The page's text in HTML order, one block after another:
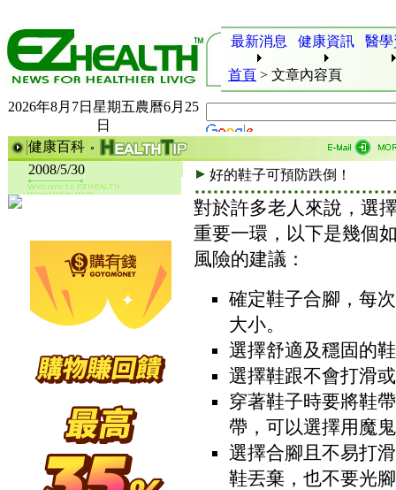
最新消息 健康資訊 醫
首頁 > 文章內容頁
2026年8月7日星期五農曆6月25
日
健康百科
2008/5/30
好的鞋子可預防跌倒！
對於許多老人來說，選
重要一環，以下是幾個
風險的建議：
確定鞋子合腳，每
大小。
選擇舒適及穩固的
選擇鞋跟不會打滑
穿著鞋子時要將鞋
帶，可以選擇用魔
選擇合腳且不易打
鞋丟棄，也不要光